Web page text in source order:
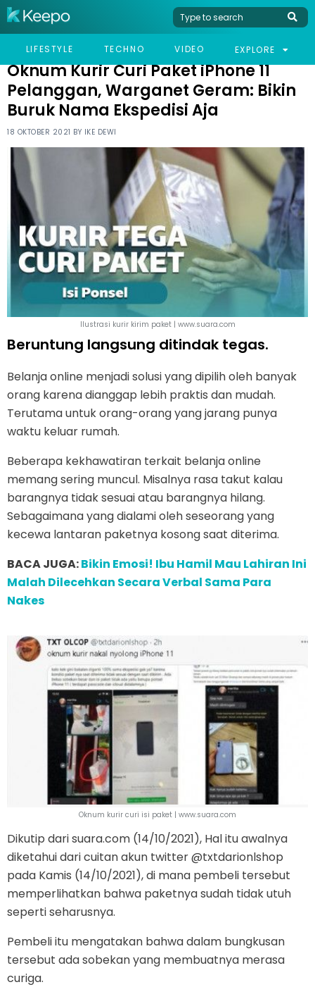
LIFESTYLE TECHNO VIDEO EXPLORE
HOME VIRAL
OKNUM KURIR CURI PAKET IPHONE 11 PELANGGAN, WARGANET
Oknum Kurir Curi Paket iPhone 11
Pelanggan, Warganet Geram: Bikin
Buruk Nama Ekspedisi Aja
18 OKTOBER 2021 BY IKE DEWI
Ilustrasi kurir kirim paket | www.suara.com
Beruntung langsung ditindak tegas.
Belanja online menjadi solusi yang dipilih oleh banyak
orang karena dianggap lebih praktis dan mudah.
Terutama untuk orang-orang yang jarang punya
waktu keluar rumah.
Beberapa kekhawatiran terkait belanja online
memang sering muncul. Misalnya rasa takut kalau
barangnya tidak sesuai atau barangnya hilang.
Sebagaimana yang dialami oleh seseorang yang
kecewa lantaran paketnya kosong saat diterima.
BACA JUGA:Bikin Emosi! Ibu Hamil Mau Lahiran Ini
Malah Dilecehkan Secara Verbal Sama Para
Nakes
Oknum kurir curi isi paket | www.suara.com
Dikutip dari suara.com (14/10/2021), Hal itu awalnya
diketahui dari cuitan akun twitter @txtdarionlshop
pada Kamis (14/10/2021), di mana pembeli tersebut
memperlihatkan bahwa paketnya sudah tidak utuh
seperti seharusnya.
Pembeli itu mengatakan bahwa dalam bungkusan
tersebut ada sobekan yang membuatnya merasa
curiga.